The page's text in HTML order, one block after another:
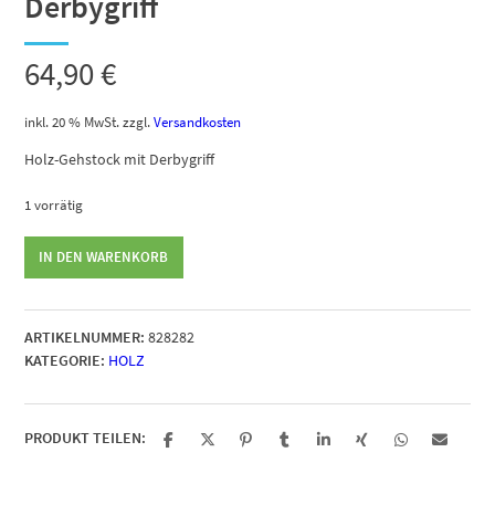
64,90€
inkl. 20 % MwSt. zzgl.Versandkosten
Holz-Gehstock mit Derbygriff
1 vorrätig
mit
Derbygriff
Menge
IN DEN WARENKORB
ARTIKELNUMMER: 828282
KATEGORIE: HOLZ
PRODUKT TEILEN: